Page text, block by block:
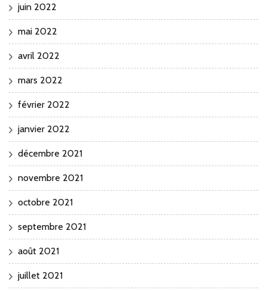
juin 2022
mai 2022
avril 2022
mars 2022
février 2022
janvier 2022
décembre 2021
novembre 2021
octobre 2021
septembre 2021
août 2021
juillet 2021